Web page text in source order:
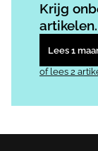
Krijg
artikelen.
Lees 1
of lees 2